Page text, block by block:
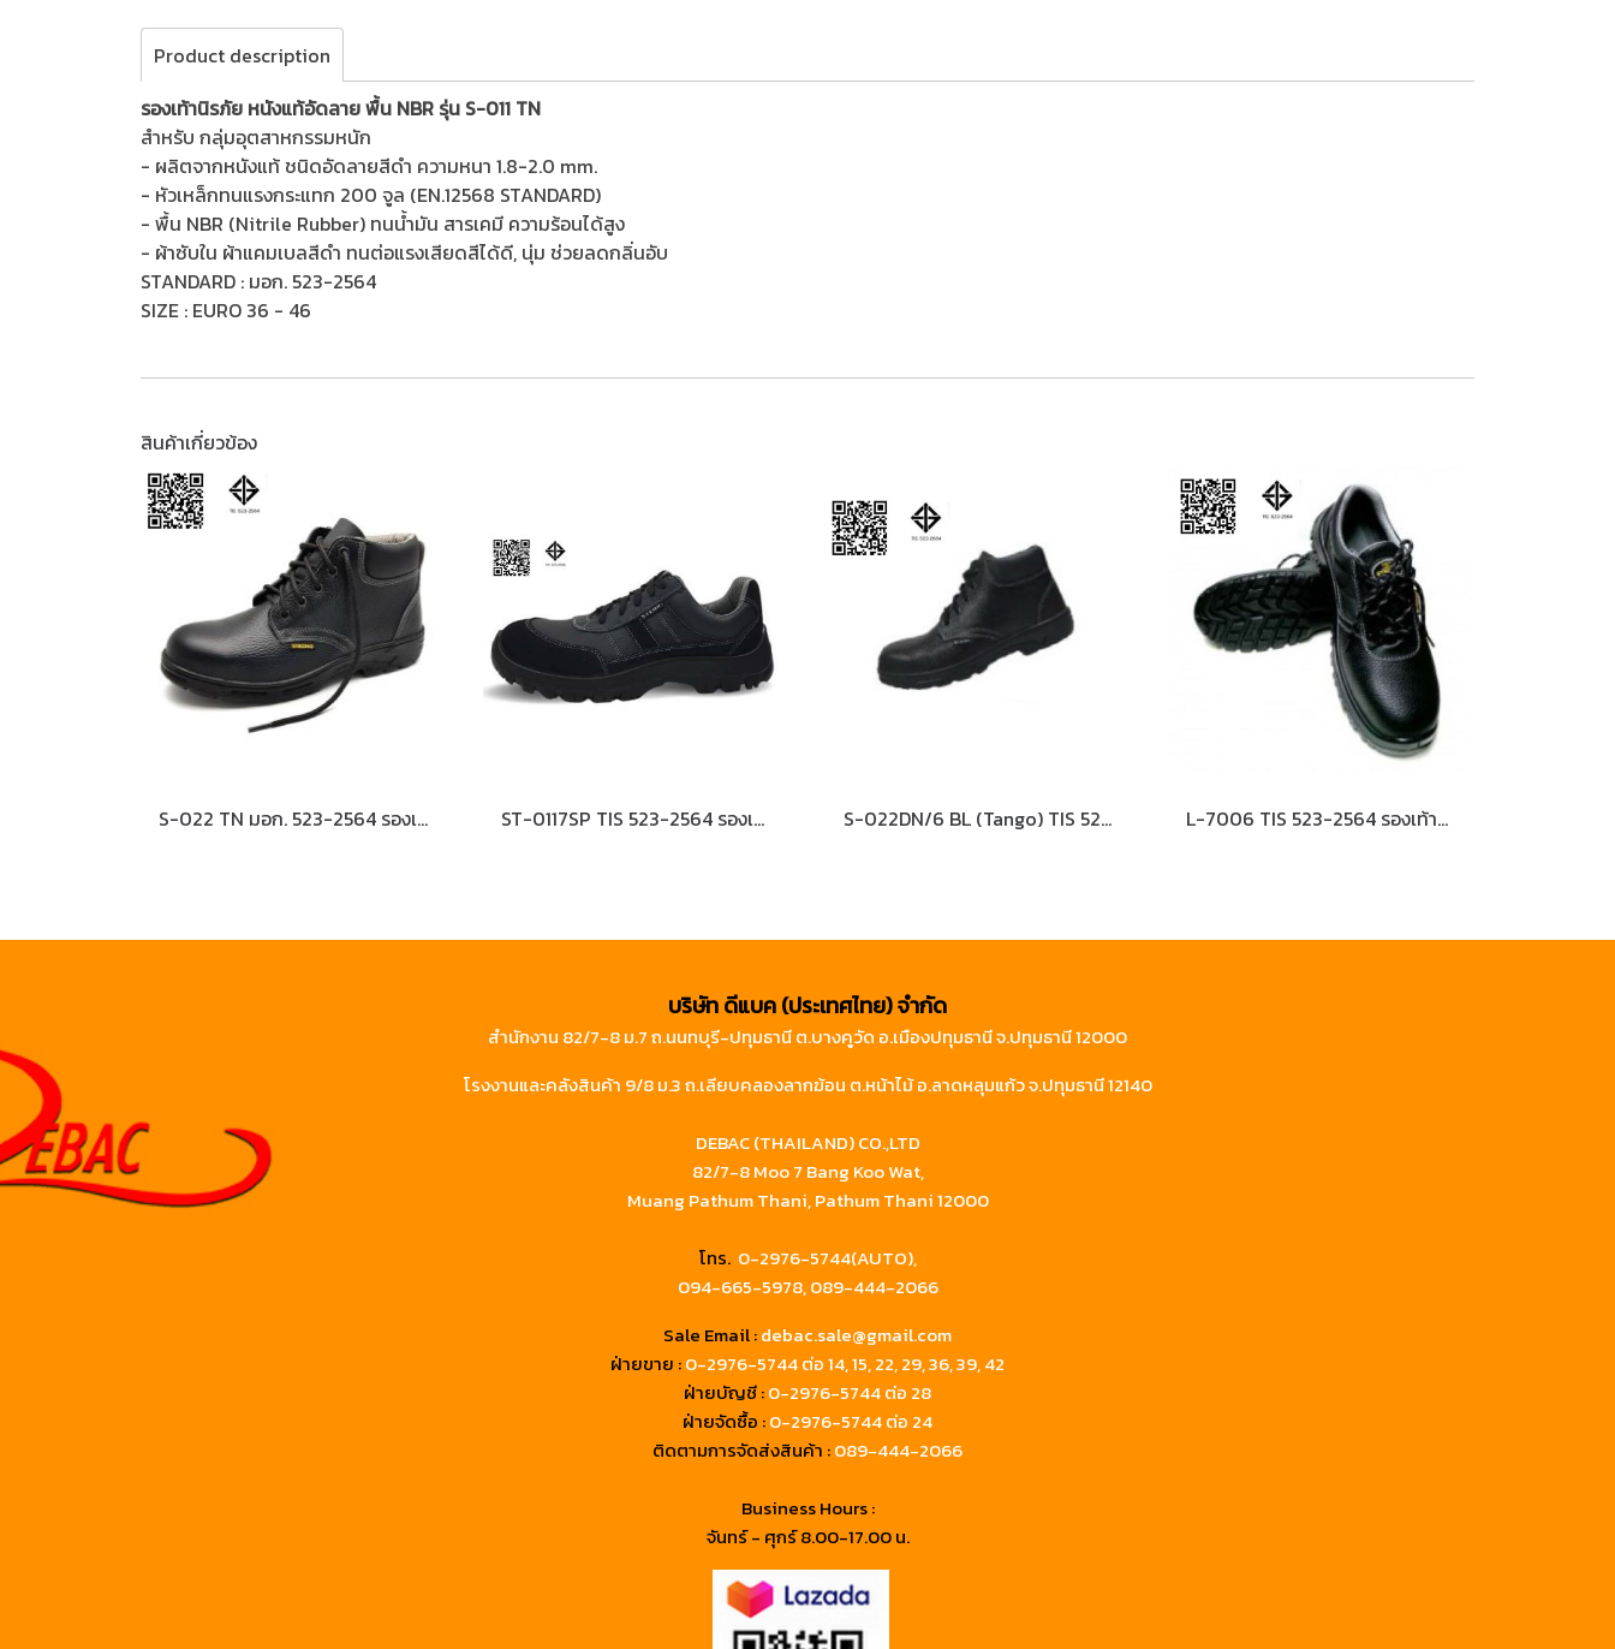
Product description
รองเท้านิรภัย หนังแท้อัดลาย พื้น NBR รุ่น S-011 TN
สำหรับ กลุ่มอุตสาหกรรมหนัก
- ผลิตจากหนังแท้ ชนิดอัดลายสีดำ ความหนา 1.8-2.0 mm.
- หัวเหล็กทนแรงกระแทก 200 จูล (EN.12568 STANDARD)
- พื้น NBR (Nitrile Rubber) ทนน้ำมัน สารเคมี ความร้อนได้สูง
- ผ้าซับใน ผ้าแคมเบลสีดำ ทนต่อแรงเสียดสีได้ดี, นุ่ม ช่วยลดกลิ่นอับ
STANDARD : มอก. 523-2564
SIZE : EURO 36 - 46
สินค้าเกี่ยวข้อง
S-022 TN มอก. 523-2564 รองเท้านิรภัยหุ้มข้อ หนังแท้อัดลาย พื้น NBR ST-0117SP TIS 523-2564 รองเท้านิรภัยหุ้มส้น S-022DN/6 BL (Tango) TIS 523-2564 รองเท้านิรภัยหุ้มข้อ L-7006 TIS 523-2564 รองเท้านิรภัยหุ้มส้น หนังแท้อัดลาย พื้นPU (เสริมพื้น+กันไฟฟ้าสถิตย์)
บริษัท ดีแบค (ประเทศไทย) จำกัด
สำนักงาน 82/7-8 ม.7 ถ.นนทบุรี-ปทุมธานี ต.บางคูวัด อ.เมืองปทุมธานี จ.ปทุมธานี 12000
โรงงานและคลังสินค้า 9/8 ม.3 ถ.เลียบคลองลากฆ้อน ต.หน้าไม้ อ.ลาดหลุมแก้ว จ.ปทุมธานี 12140
DEBAC (THAILAND) CO.,LTD
82/7-8 Moo 7 Bang Koo Wat,
Muang Pathum Thani, Pathum Thani 12000
โทร. 0-2976-5744(AUTO),
094-665-5978,089-444-2066
Sale Email :debac.sale@gmail.com
ฝ่ายขาย :0-2976-5744ต่อ 14, 15, 22, 29, 36, 39, 42
ฝ่ายบัญชี :0-2976-5744 ต่อ 28
ฝ่ายจัดซื้อ :0-2976-5744 ต่อ 24
ติดตามการจัดส่งสินค้า :089-444-2066
Business Hours :
จันทร์ - ศุกร์ 8.00-17.00 น.